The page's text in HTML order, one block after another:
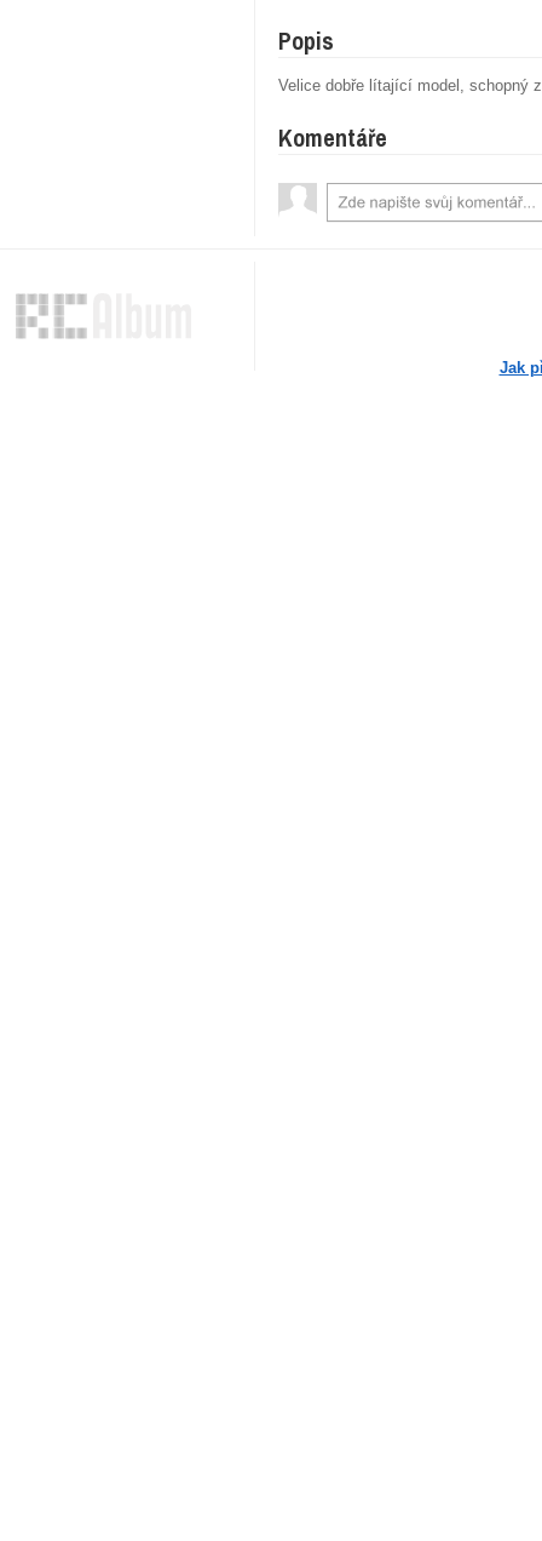
Popis
Velice dobře lítající model, schopný
Komentáře
Jak